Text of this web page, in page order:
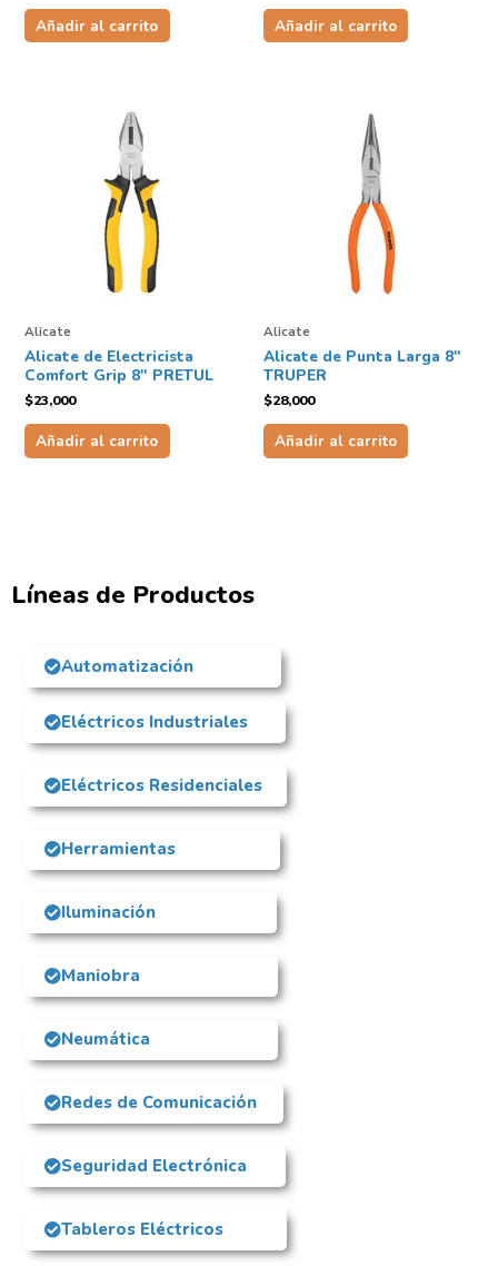
Añadir al carrito Añadir al carrito
Alicate
Alicate de Electricista
Comfort Grip 8″ PRETUL
$23,000
Añadir al carrito
Alicate
Alicate de Punta Larga 8″
TRUPER
$28,000
Añadir al carrito
Líneas de Productos
Automatización
Eléctricos Industriales
Eléctricos Residenciales
Herramientas
Iluminación
Maniobra
Neumática
Redes de Comunicación
Seguridad Electrónica
Tableros Eléctricos